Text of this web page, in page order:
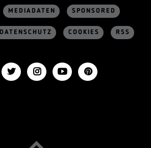
MEDIADATEN SPONSORED
DATENSCHUTZ COOKIES RSS